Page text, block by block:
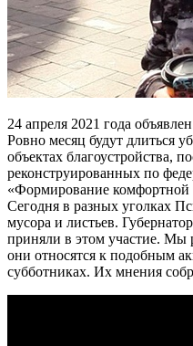
24 апреля 2021 года
Ровно месяц будут длиться
объектах благоустройства,
реконструированных по
«Формирование комфортной
Сегодня в разных уголках
мусора и листьев.
приняли в этом участие. Мы
они относятся к подобным
субботниках. Их мнения